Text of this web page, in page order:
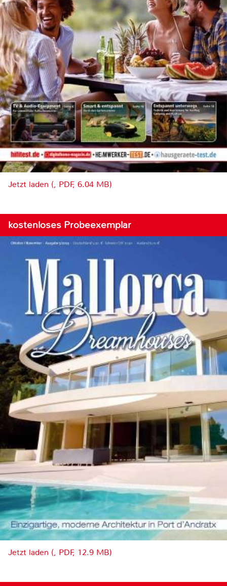
Jetzt laden (, PDF, 6.04 MB)
kostenloses Probeexemplar
Jetzt laden (, PDF, 12.9 MB)